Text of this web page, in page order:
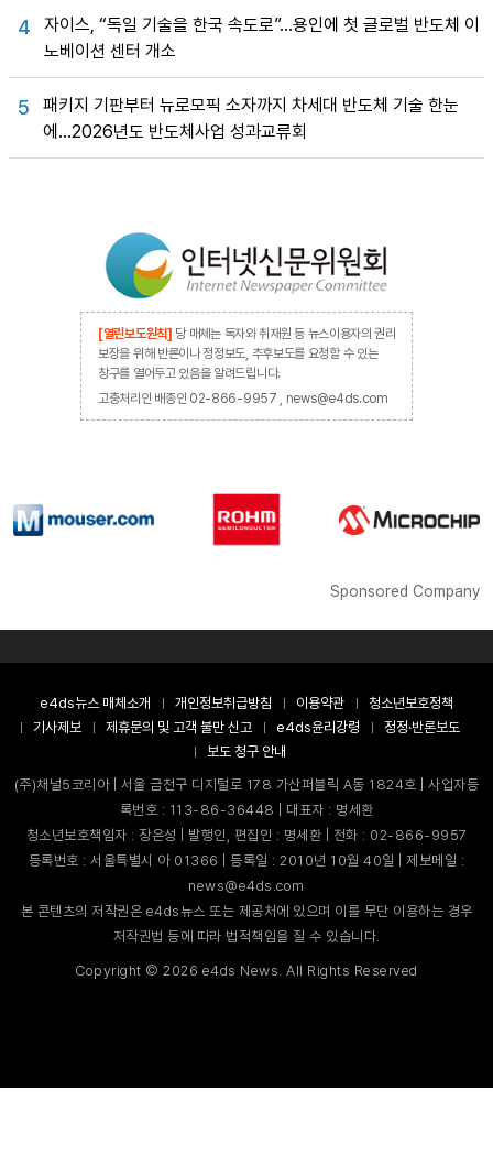
4
자이스, “독일 기술을 한국 속도로”…용인에 첫 글로벌 반도체 이
노베이션 센터 개소
5
패키지 기판부터 뉴로모픽 소자까지 차세대 반도체 기술 한눈
에…2026년도 반도체사업 성과교류회
[열린보도원칙] 당 매체는 독자와 취재원 등 뉴스이용자의 권리
보장을 위해 반론이나 정정보도, 추후보도를 요청할 수 있는
창구를 열어두고 있음을 알려드립니다.
고충처리인 배종인 02-866-9957 , news@e4ds.com
Sponsored Company
e4ds뉴스 매체소개 개인정보취급방침 이용약관
청소년보호정책
기사제보
제휴문의 및 고객 불만 신고 e4ds윤리강령
정정·반론보도
보도 청구 안내
(주)채널5코리아 | 서울 금천구 디지털로 178 가산퍼블릭 A동 1824호 | 사업자등
록번호 : 113-86-36448 | 대표자 : 명세환
청소년보호책임자 : 장은성 | 발행인, 편집인 : 명세환 | 전화 : 02-866-9957
등록번호 : 서울특별시 아 01366 | 등록일 : 2010년 10월 40일 | 제보메일 :
news@e4ds.com
본 콘텐츠의 저작권은 e4ds뉴스 또는 제공처에 있으며 이를 무단 이용하는 경우
저작권법 등에 따라 법적책임을 질 수 있습니다.
Copyright ©2026 e4ds News. All Rights Reserved